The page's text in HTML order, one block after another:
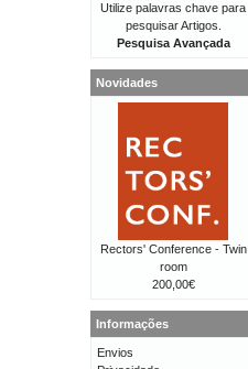
Utilize palavras chave para
pesquisar Artigos.
Pesquisa Avançada
Novidades
Rectors' Conference - Twin
room
200,00€
Informações
Envios